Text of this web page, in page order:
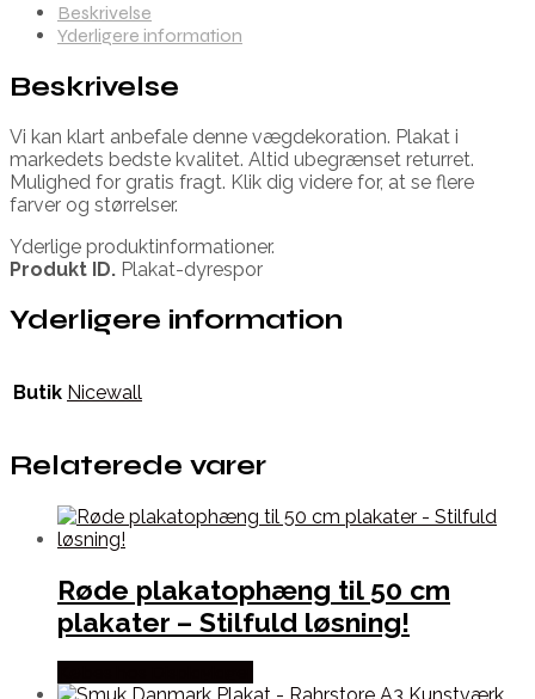
Beskrivelse
Yderligere information
Beskrivelse
Vi kan klart anbefale denne vægdekoration. Plakat i
markedets bedste kvalitet. Altid ubegrænset returret.
Mulighed for gratis fragt. Klik dig videre for, at se flere
farver og størrelser.
Yderlige produktinformationer.
Produkt ID. Plakat-dyrespor
Yderligere information
Butik Nicewall
Relaterede varer
Røde plakatophæng til 50 cm
plakater – Stilfuld løsning!